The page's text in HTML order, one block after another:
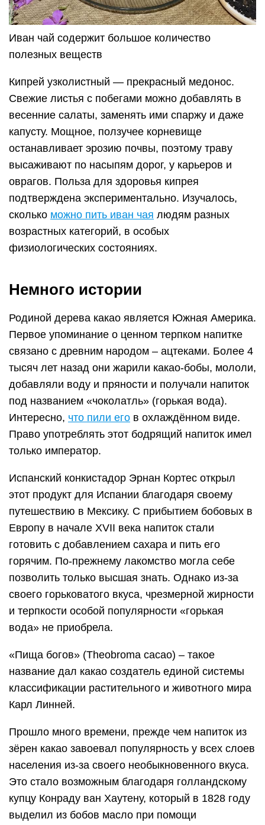
Иван чай содержит большое количество
полезных веществ
Кипрей узколистный — прекрасный медонос.
Свежие листья с побегами можно добавлять в
весенние салаты, заменять ими спаржу и даже
капусту. Мощное, ползучее корневище
останавливает эрозию почвы, поэтому траву
высаживают по насыпям дорог, у карьеров и
оврагов. Польза для здоровья кипрея
подтверждена экспериментально. Изучалось,
сколько можно пить иван чая людям разных
возрастных категорий, в особых
физиологических состояниях.
Немного истории
Родиной дерева какао является Южная Америка.
Первое упоминание о ценном терпком напитке
связано с древним народом – ацтеками. Более 4
тысяч лет назад они жарили какао-бобы, мололи,
добавляли воду и пряности и получали напиток
под названием «чоколатль» (горькая вода).
Интересно, что пили его в охлаждённом виде.
Право употреблять этот бодрящий напиток имел
только император.
Испанский конкистадор Эрнан Кортес открыл
этот продукт для Испании благодаря своему
путешествию в Мексику. С прибытием бобовых в
Европу в начале XVII века напиток стали
готовить с добавлением сахара и пить его
горячим. По-прежнему лакомство могла себе
позволить только высшая знать. Однако из-за
своего горьковатого вкуса, чрезмерной жирности
и терпкости особой популярности «горькая
вода» не приобрела.
«Пища богов» (Theobroma cacao) – такое
название дал какао создатель единой системы
классификации растительного и животного мира
Карл Линней.
Прошло много времени, прежде чем напиток из
зёрен какао завоевал популярность у всех слоев
населения из-за своего необыкновенного вкуса.
Это стало возможным благодаря голландскому
купцу Конраду ван Хаутену, который в 1828 году
выделил из бобов масло при помощи